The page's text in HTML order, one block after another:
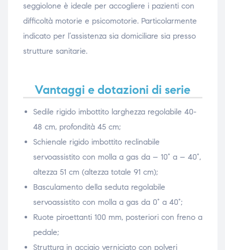
seggiolone è ideale per accogliere i pazienti con
difficoltà motorie e psicomotorie. Particolarmente
indicato per l’assistenza sia domiciliare sia presso
strutture sanitarie.
Vantaggi e dotazioni di serie
Sedile rigido imbottito larghezza regolabile 40-
48 cm, profondità 45 cm;
Schienale rigido imbottito reclinabile
servoassistito con molla a gas da – 10° a – 40°,
altezza 51 cm (altezza totale 91 cm);
Basculamento della seduta regolabile
servoassistito con molla a gas da 0° a 40°;
Ruote piroettanti 100 mm, posteriori con freno a
pedale;
Struttura in acciaio verniciato con polveri